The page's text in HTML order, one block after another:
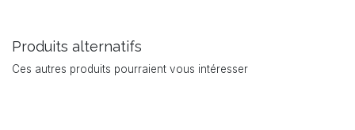
Produits alternatifs
Ces autres produits pourraient vous intéresser